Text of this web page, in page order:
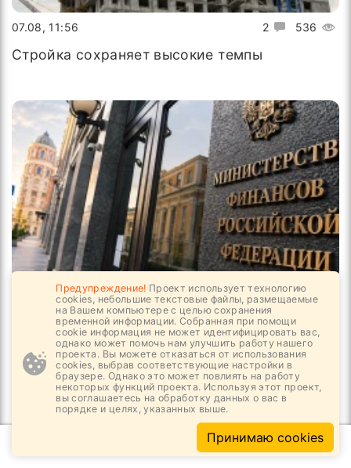
2 536
07.08, 11:56
Стройка сохраняет высокие темпы
1 647
07.08, 13:26
Кто ещё хочет оценить строителя?
Предупреждение! Проект использует технологию
cookies, небольшие текстовые файлы, размещаемые
на Вашем компьютере с целью сохранения
временной информации. Собранная при помощи
cookie информация не может идентифицировать вас,
однако может помочь нам улучшить работу нашего
проекта. Вы можете отказаться от использования
cookies, выбрав соответствующие настройки в
браузере. Однако это может повлиять на работу
некоторых функций проекта. Используя этот проект,
вы соглашаетесь на обработку данных о вас в
порядке и целях, указанных выше.
Принимаю cookies